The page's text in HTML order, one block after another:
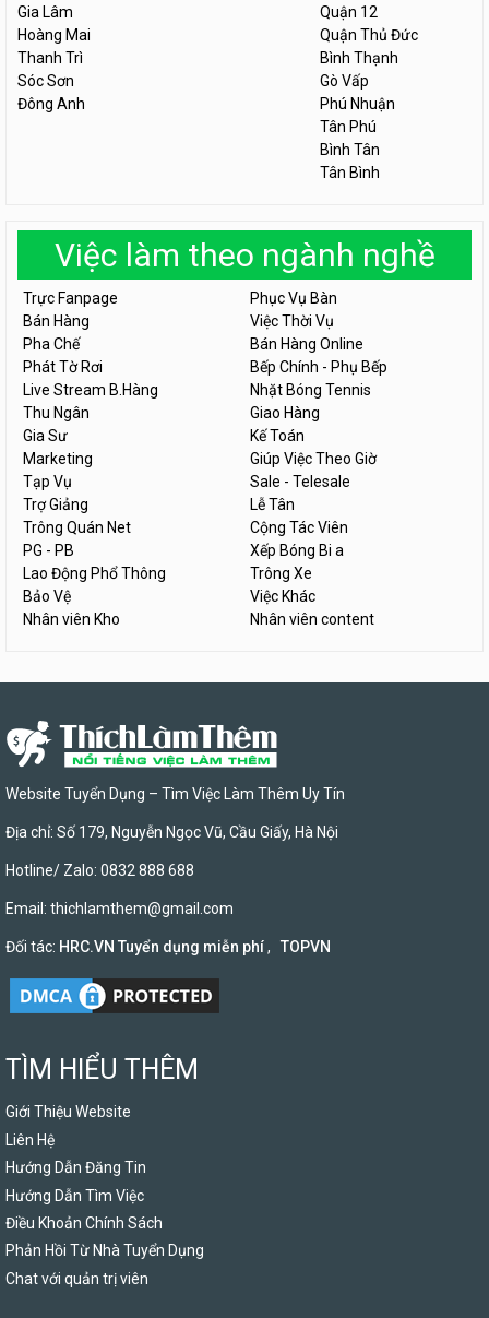
Gia Lâm
Hoàng Mai
Thanh Trì
Sóc Sơn
Đông Anh
Quận 12
Quận Thủ Đức
Bình Thạnh
Gò Vấp
Phú Nhuận
Tân Phú
Bình Tân
Tân Bình
Việc làm theo ngành nghề
Trực Fanpage
Phục Vụ Bàn
Bán Hàng
Việc Thời Vụ
Pha Chế
Bán Hàng Online
Phát Tờ Rơi
Bếp Chính - Phụ Bếp
Live Stream B.Hàng
Nhặt Bóng Tennis
Thu Ngân
Giao Hàng
Gia Sư
Kế Toán
Marketing
Giúp Việc Theo Giờ
Tạp Vụ
Sale - Telesale
Trợ Giảng
Lễ Tân
Trông Quán Net
Cộng Tác Viên
PG - PB
Xếp Bóng Bi a
Lao Động Phổ Thông
Trông Xe
Bảo Vệ
Việc Khác
Nhân viên Kho
Nhân viên content
Website Tuyển Dụng – Tìm Việc Làm Thêm Uy Tín
Địa chỉ: Số 179, Nguyễn Ngọc Vũ, Cầu Giấy, Hà Nội
Hotline/ Zalo: 0832 888 688
Email: thichlamthem@gmail.com
Đối tác: HRC.VN Tuyển dụng miễn phí, TOPVN
TÌM HIỂU THÊM
Giới Thiệu Website
Liên Hệ
Hướng Dẫn Đăng Tin
Hướng Dẫn Tìm Việc
Điều Khoản Chính Sách
Phản Hồi Từ Nhà Tuyển Dụng
Chat với quản trị viên